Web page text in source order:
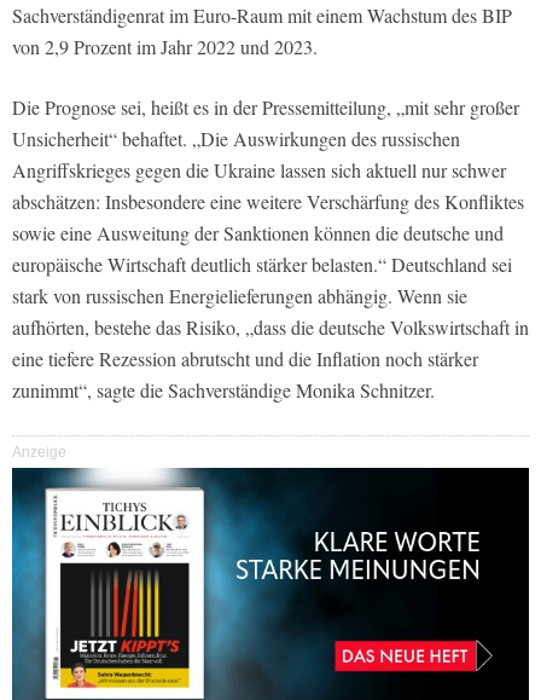
Sachverständigenrat im Euro-Raum mit einem Wachstum des BIP
von 2,9 Prozent im Jahr 2022 und 2023.
Die Prognose sei, heißt es in der Pressemitteilung, „mit sehr großer
Unsicherheit“ behaftet. „Die Auswirkungen des russischen
Angriffskrieges gegen die Ukraine lassen sich aktuell nur schwer
abschätzen: Insbesondere eine weitere Verschärfung des Konfliktes
sowie eine Ausweitung der Sanktionen können die deutsche und
europäische Wirtschaft deutlich stärker belasten.“ Deutschland sei
stark von russischen Energielieferungen abhängig. Wenn sie
aufhörten, bestehe das Risiko, „dass die deutsche Volkswirtschaft in
eine tiefere Rezession abrutscht und die Inflation noch stärker
zunimmt“, sagte die Sachverständige Monika Schnitzer.
Anzeige